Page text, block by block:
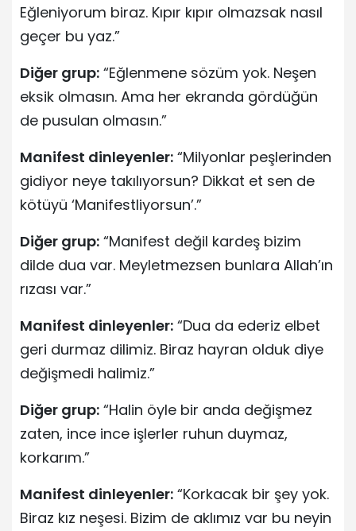
Eğleniyorum biraz. Kıpır kıpır olmazsak nasıl
geçer bu yaz.”
Diğer grup: “Eğlenmene sözüm yok. Neşen
eksik olmasın. Ama her ekranda gördüğün
de pusulan olmasın.”
Manifest dinleyenler: “Milyonlar peşlerinden
gidiyor neye takılıyorsun? Dikkat et sen de
kötüyü ‘Manifestliyorsun’.”
Diğer grup: “Manifest değil kardeş bizim
dilde dua var. Meyletmezsen bunlara Allah’ın
rızası var.”
Manifest dinleyenler: “Dua da ederiz elbet
geri durmaz dilimiz. Biraz hayran olduk diye
değişmedi halimiz.”
Diğer grup: “Halin öyle bir anda değişmez
zaten, ince ince işlerler ruhun duymaz,
korkarım.”
Manifest dinleyenler: “Korkacak bir şey yok.
Biraz kız neşesi. Bizim de aklımız var bu neyin